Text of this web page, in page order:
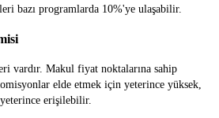
bazı programlarda 10%'ye ulaşabilir.
vardır. Makul fiyat noktalarına sahip
elde etmek için yeterince yüksek,
erişilebilir.